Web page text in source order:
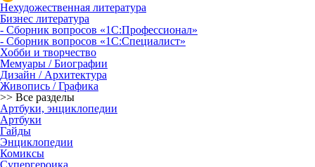
Нехудожественная литература
Бизнес литература
- Сборник вопросов «1С:Профессионал»
- Сборник вопросов «1С:Специалист»
Хобби и творчество
Мемуары / Биографии
Дизайн / Архитектура
Живопись / Графика
>> Все разделы
Артбуки, энциклопедии
Артбуки
Гайды
Энциклопедии
Комиксы
Супергероика